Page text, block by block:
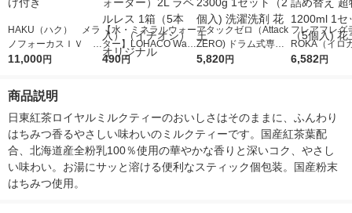
HAKU（ハク） メラ
ノフォーカスＩＶ 4
5ｇ 資生堂 おまけ
11,000円
【水・ミネラルウォー
ター】LOHACO Wate
r（ロハコウォータ
490円
アタックゼロ（Attack
ZERO) ドラム式専用
詰め替え メガジャン
5,820円
フレアフレグ
ROKA（イロ
イキッドリリ
6,582円
商品説明
日東紅茶ロイヤルミルクティーのおいしさはそのままに、ふんわり
はちみつ香るやさしい味わいのミルクティーです。国産紅茶葉配
合、北海道産全粉乳100％使用の華やかな香りと深いコク、やさし
い味わい。お湯にサッと溶ける便利なスティック個包装。国産粉末
はちみつ使用。